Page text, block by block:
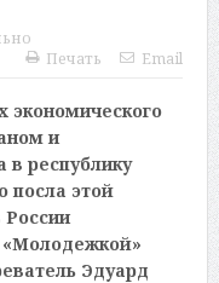
Печать
Email
экономического
и
в республику
посла этой
России
Эдуард